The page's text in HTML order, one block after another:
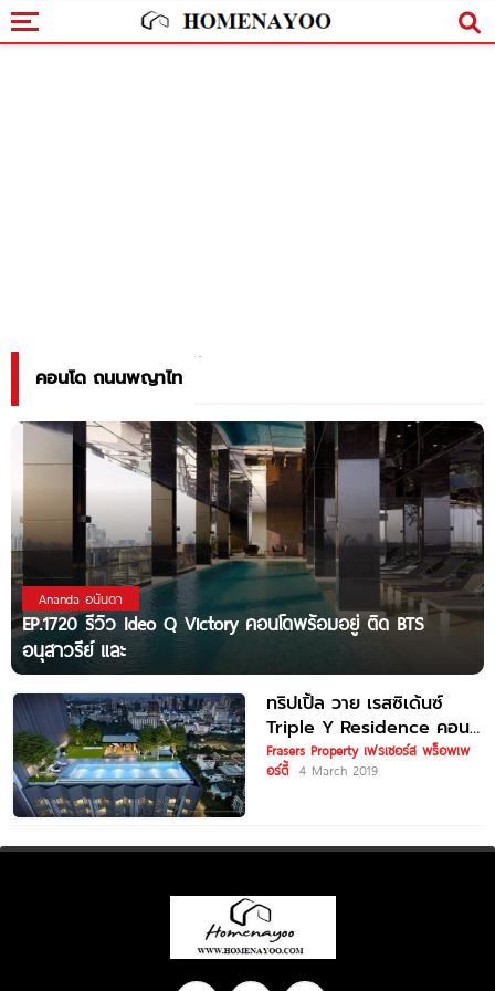
คอนโด ถนนพญาไท
Ananda อนันดา
EP.1720 รีวิว Ideo Q Victory คอนโดพร้อมอยู่ ติด BTS
อนุสาวรีย์ และ
ทริปเปิ้ล วาย เรสซิเด้นซ์
Triple Y Residence คอน
โด Leasehold ใกล้ MRT
Frasers Property เฟรเซอร์ส พร็อพเพ
อร์ตี้ 4 March 2019